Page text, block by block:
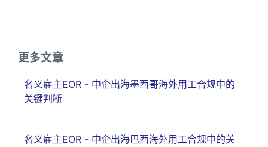
更多文章
名义雇主EOR - 中企出海墨西哥海外用工合规中的
关键判断
名义雇主EOR - 中企出海巴西海外用工合规中的关